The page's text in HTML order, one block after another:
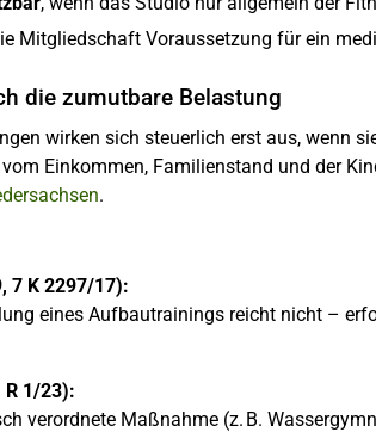
Mitgliedschaft Voraussetzung für ein
die zumutbare Belastung
wirken sich steuerlich erst aus, wenn
Einkommen, Familienstand und der
.
7 K 2297/17):
eines Aufbautrainings reicht nicht –
R 1/23):
verordnete Maßnahme (z. B.